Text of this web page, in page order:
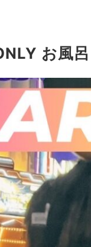
お風呂